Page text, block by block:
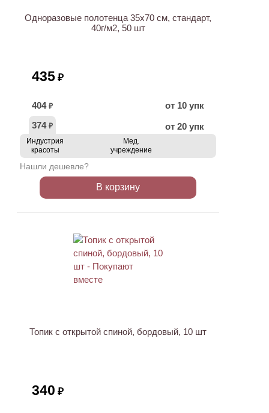
Одноразовые полотенца 35х70 см, стандарт,
40г/м2, 50 шт
435 ₽
404 ₽
от 10 упк
374 ₽ от 20 упк
Индустрия
красоты
Мед.
учреждение
Нашли дешевле?
В корзину
Топик с открытой спиной, бордовый, 10 шт
340 ₽